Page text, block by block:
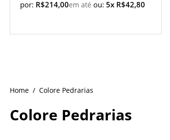
Colore Pedrarias
Colore Pedrarias
por: R$214,00 ou: 5x R$42,80